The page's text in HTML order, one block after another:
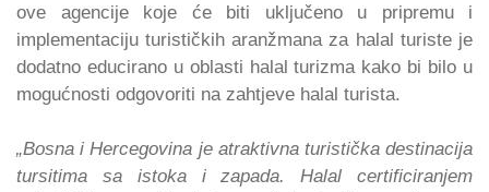
ove agencije koje će biti uključeno u pripremu i
implementaciju turističkih aranžmana za halal turiste je
dodatno educirano u oblasti halal turizma kako bi bilo u
mogućnosti odgovoriti na zahtjeve halal turista.
„Bosna i Hercegovina je atraktivna turistička destinacija
tursitima sa istoka i zapada. Halal certificiranjem